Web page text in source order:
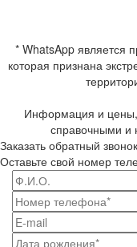
* WhatsApp является
которая признана
Информация и цены,
справочными и
Заказать обратный звонок
Оставьте свой номер